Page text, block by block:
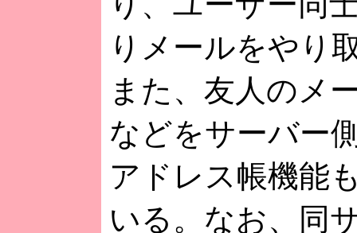
りメールをやり
また、友人のメ
などをサーバー
アドレス帳機能
いる。なお、同